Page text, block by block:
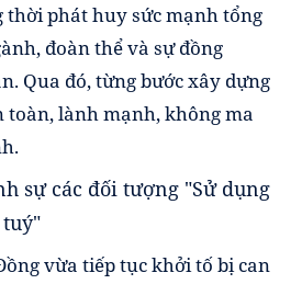
thời phát huy sức mạnh tổng
đoàn thể và sự đồng
Qua đó, từng bước xây dựng
toàn, lành mạnh, không ma
sự các đối tượng "Sử dụng
vừa tiếp tục khởi tố bị can